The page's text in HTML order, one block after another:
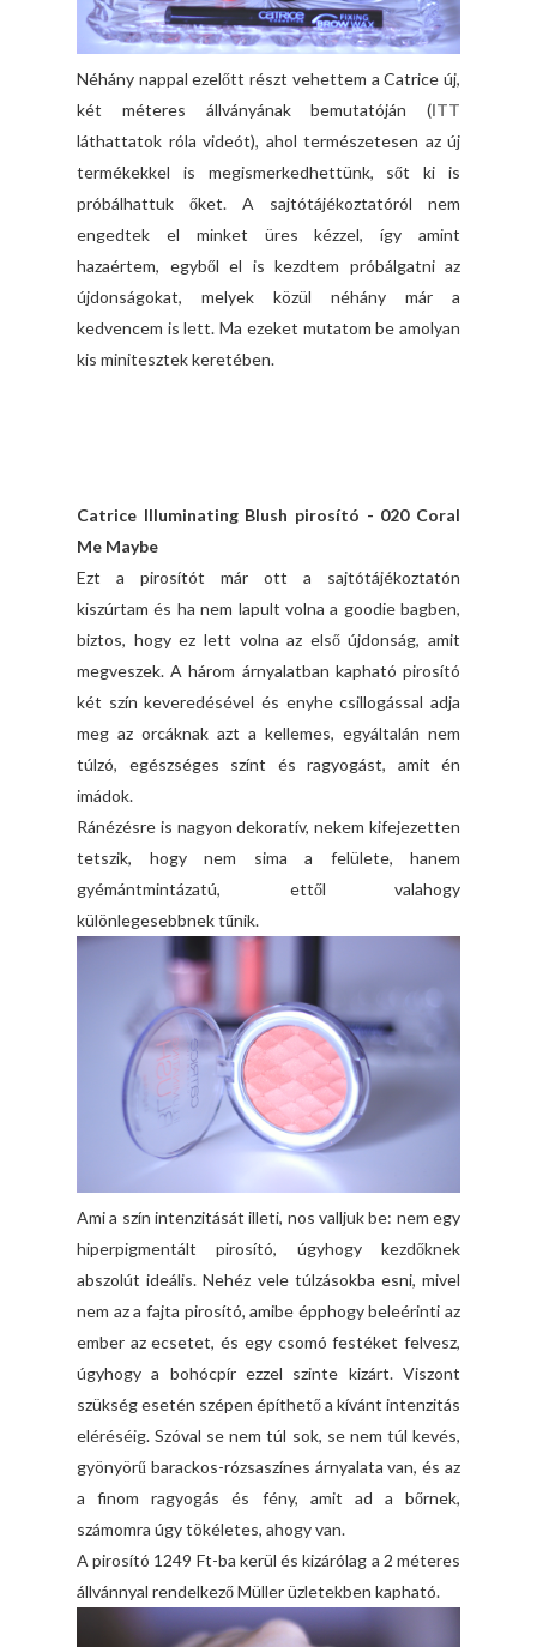
Néhány nappal ezelőtt részt vehettem a Catrice új,
két méteres állványának bemutatóján (ITT
láthattatok róla videót), ahol természetesen az új
termékekkel is megismerkedhettünk, sőt ki is
próbálhattuk őket. A sajtótájékoztatóról nem
engedtek el minket üres kézzel, így amint
hazaértem, egyből el is kezdtem próbálgatni az
újdonságokat, melyek közül néhány már a
kedvencem is lett. Ma ezeket mutatom be amolyan
kis minitesztek keretében.
Catrice Illuminating Blush pirosító - 020 Coral
Me Maybe
Ezt a pirosítót már ott a sajtótájékoztatón
kiszúrtam és ha nem lapult volna a goodie bagben,
biztos, hogy ez lett volna az első újdonság, amit
megveszek. A három árnyalatban kapható pirosító
két szín keveredésével és enyhe csillogással adja
meg az orcáknak azt a kellemes, egyáltalán nem
túlzó, egészséges színt és ragyogást, amit én
imádok.
Ránézésre is nagyon dekoratív, nekem kifejezetten
tetszik, hogy nem sima a felülete, hanem
gyémántmintázatú, ettől valahogy
különlegesebbnek tűnik.
Ami a szín intenzitását illeti, nos valljuk be: nem egy
hiperpigmentált pirosító, úgyhogy kezdőknek
abszolút ideális. Nehéz vele túlzásokba esni, mivel
nem az a fajta pirosító, amibe épphogy beleérinti az
ember az ecsetet, és egy csomó festéket felvesz,
úgyhogy a bohócpír ezzel szinte kizárt. Viszont
szükség esetén szépen építhető a kívánt intenzitás
eléréséig. Szóval se nem túl sok, se nem túl kevés,
gyönyörű barackos-rózsaszínes árnyalata van, és az
a finom ragyogás és fény, amit ad a bőrnek,
számomra úgy tökéletes, ahogy van.
A pirosító 1249 Ft-ba kerül és kizárólag a 2 méteres
állvánnyal rendelkező Müller üzletekben kapható.